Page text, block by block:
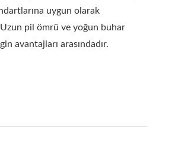
uygun olarak
pil ömrü ve yoğun buhar
avantajları arasındadır.